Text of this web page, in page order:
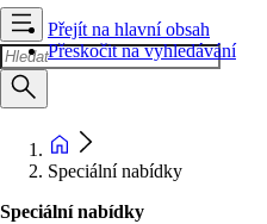
Přejít na hlavní obsah
Přeskočit na vyhledávání
Speciální nabídky
Speciální nabídky